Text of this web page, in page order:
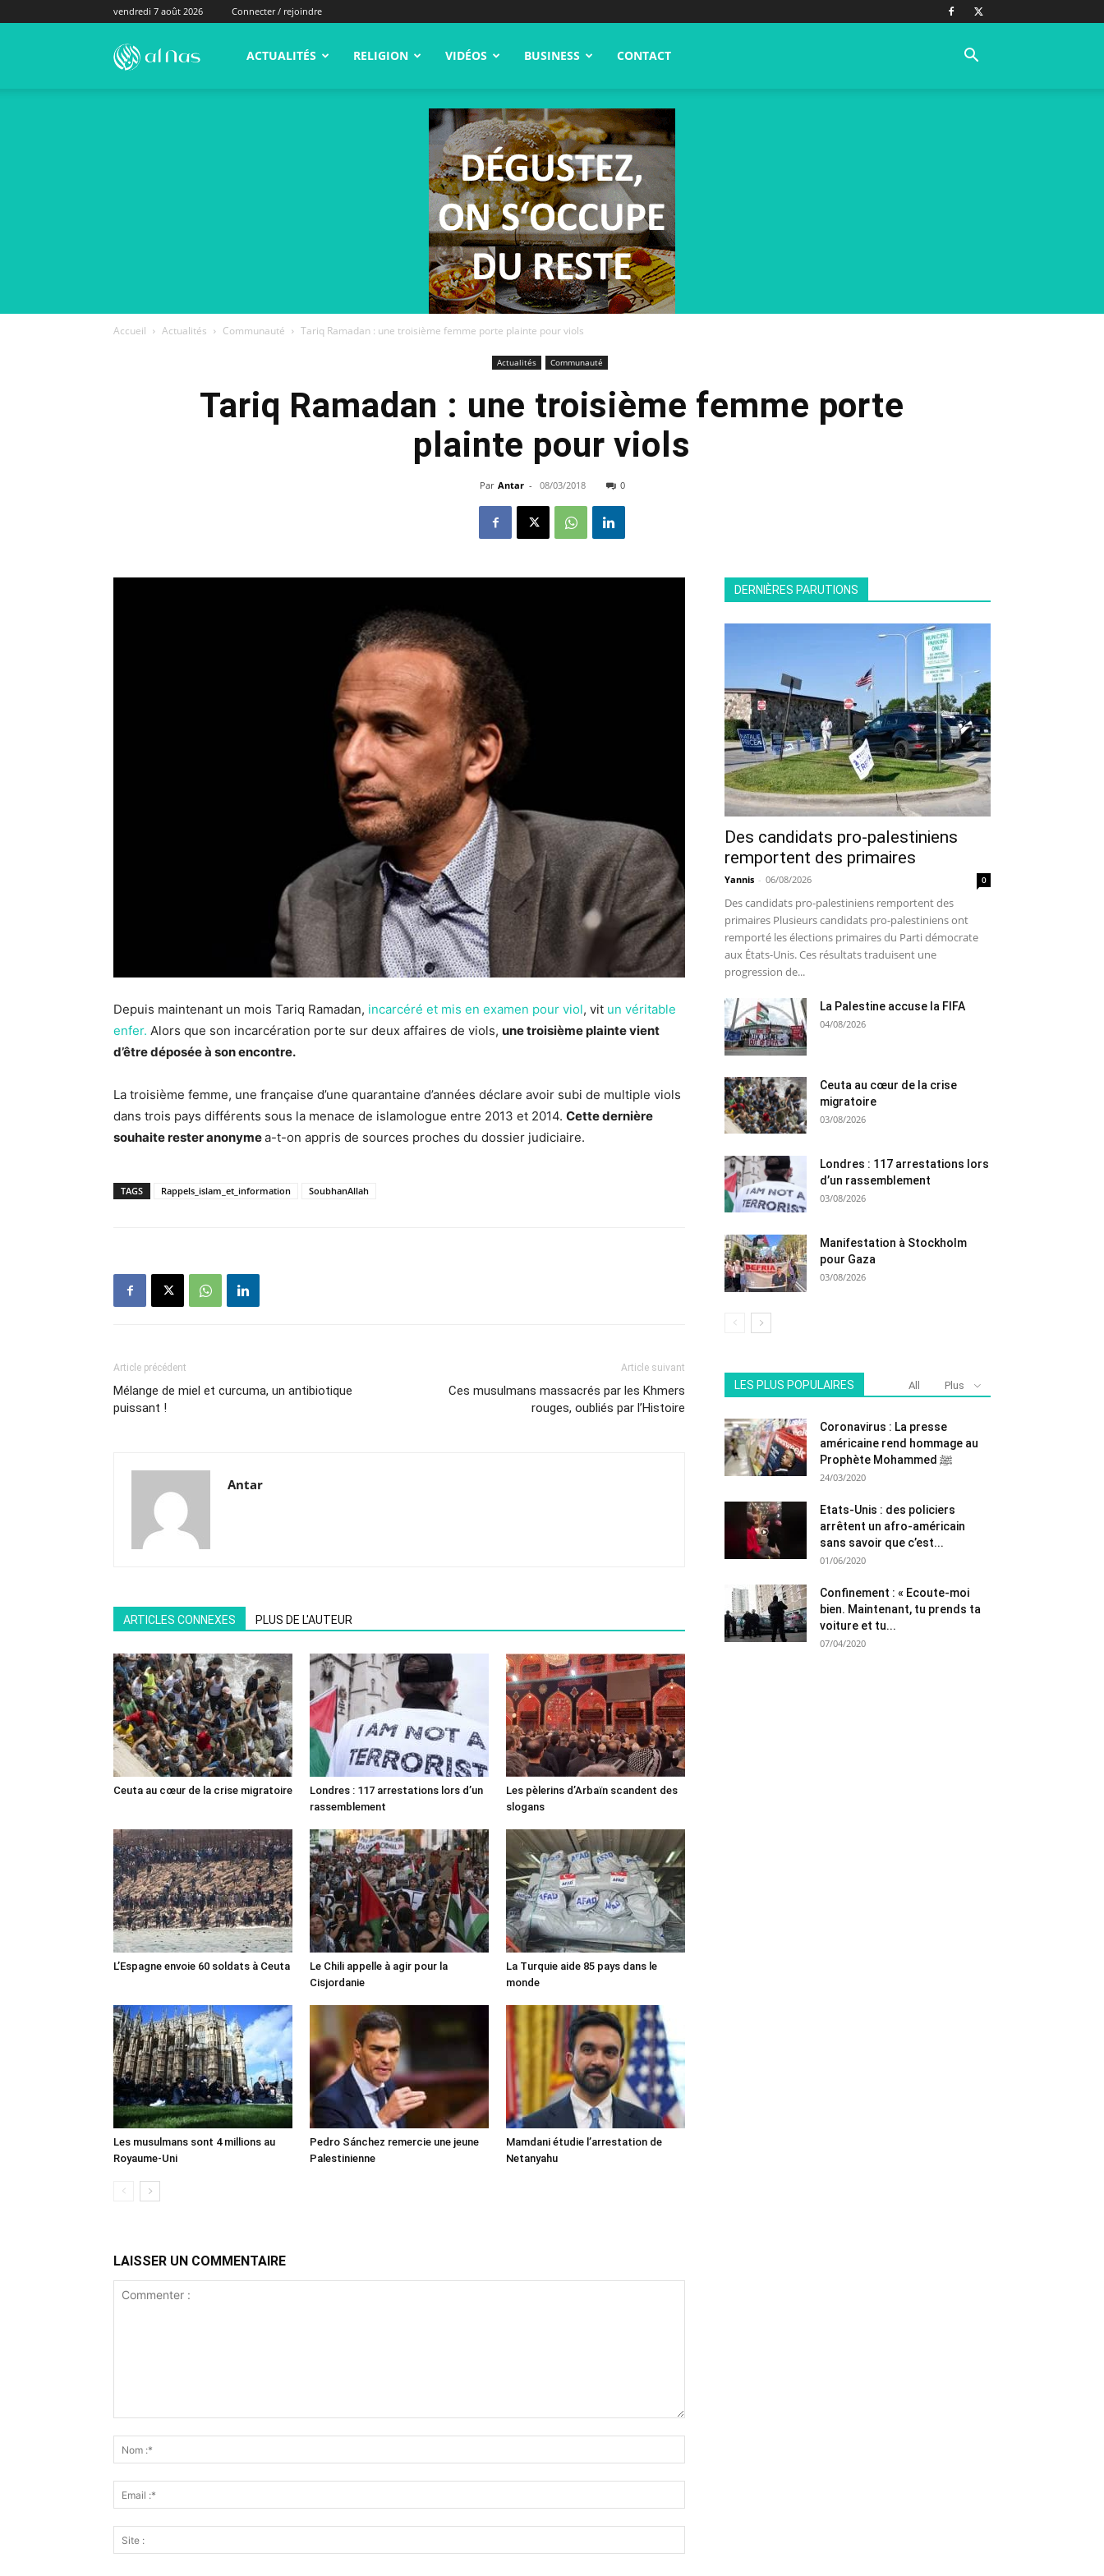
vendredi 7 août 2026 Connecter / rejoindre
alNas.fr ACTUALITÉS RELIGION VIDÉOS BUSINESS CONTACT
Accueil Actualités Communauté Tariq Ramadan : une troisième femme porte plainte pour viols
Actualités Communauté
Tariq Ramadan : une troisième femme porte
plainte pour viols
Par Antar - 08/03/2018 0
Depuis maintenant un mois Tariq Ramadan, incarcéré et mis en examen pour viol, vit un véritable
enfer. Alors que son incarcération porte sur deux affaires de viols, une troisième plainte vient
d’être déposée à son encontre.
La troisième femme, une française d’une quarantaine d’années déclare avoir subi de multiple viols
dans trois pays différents sous la menace de islamologue entre 2013 et 2014. Cette dernière
souhaite rester anonymea-t-on appris de sources proches du dossier judiciaire.
TAGS Rappels_islam_et_information SoubhanAllah
Article précédent
Mélange de miel et curcuma, un antibiotique
puissant !
Article suivant
Ces musulmans massacrés par les Khmers
rouges, oubliés par l’Histoire
Antar
ARTICLES CONNEXES PLUS DE L'AUTEUR
Ceuta au cœur de la crise migratoire
Londres : 117 arrestations lors d’un
rassemblement
Les pèlerins d’Arbaïn scandent des
slogans
L’Espagne envoie 60 soldats à Ceuta
Le Chili appelle à agir pour la
Cisjordanie
La Turquie aide 85 pays dans le
monde
Les musulmans sont 4 millions au
Royaume-Uni
Pedro Sánchez remercie une jeune
Palestinienne
Mamdani étudie l’arrestation de
Netanyahu
LAISSER UN COMMENTAIRE
DERNIÈRES PARUTIONS
Des candidats pro-palestiniens
remportent des primaires
Yannis - 06/08/2026 0
Des candidats pro-palestiniens remportent des
primaires Plusieurs candidats pro-palestiniens ont
remporté les élections primaires du Parti démocrate
aux États-Unis. Ces résultats traduisent une
progression de...
La Palestine accuse la FIFA
04/08/2026
Ceuta au cœur de la crise
migratoire
03/08/2026
Londres : 117 arrestations lors
d’un rassemblement
03/08/2026
Manifestation à Stockholm
pour Gaza
03/08/2026
LES PLUS POPULAIRES All Plus
Coronavirus : La presse
américaine rend hommage au
Prophète Mohammed ﷺ
24/03/2020
Etats-Unis : des policiers
arrêtent un afro-américain
sans savoir que c’est...
01/06/2020
Confinement : « Ecoute-moi
bien. Maintenant, tu prends ta
voiture et tu...
07/04/2020